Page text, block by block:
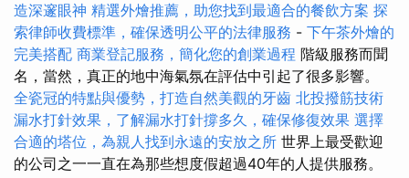
造深邃眼神 精選外燴推薦，助您找到最適合的餐飲方案 探
索律師收費標準，確保透明公平的法律服務 - 下午茶外燴的
完美搭配 商業登記服務，簡化您的創業過程 階級服務而聞
名，當然，真正的地中海氣氛在評估中引起了很多影響。
全瓷冠的特點與優勢，打造自然美觀的牙齒 北投撥筋技術
漏水打針效果，了解漏水打針撐多久，確保修復效果 選擇
合適的塔位，為親人找到永遠的安放之所 世界上最受歡迎
的公司之一一直在為那些想度假超過40年的人提供服務。